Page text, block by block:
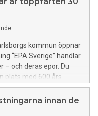
kommun öppnar
“EPA Sverige” handlar
– och deras epor. Du
plats med 600 års
Dagliga visningar, i
innan de